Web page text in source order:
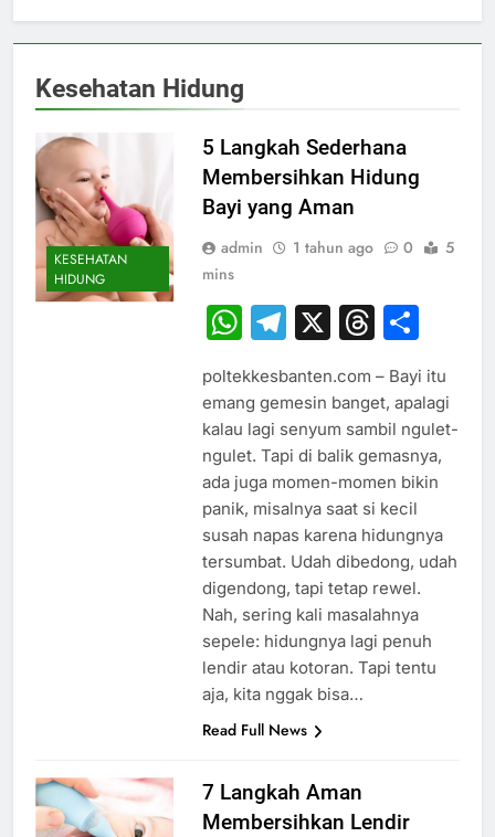
Kesehatan Hidung
KESEHATAN
HIDUNG
5 Langkah Sederhana
Membersihkan Hidung
Bayi yang Aman
admin 1 tahun ago 0
5
mins
WhatsApp
Telegram
X
poltekkesbanten.com – Bayi itu
emang gemesin banget, apalagi
kalau lagi senyum sambil ngulet-
ngulet. Tapi di balik gemasnya,
ada juga momen-momen bikin
panik, misalnya saat si kecil
susah napas karena hidungnya
tersumbat. Udah dibedong, udah
digendong, tapi tetap rewel.
Nah, sering kali masalahnya
sepele: hidungnya lagi penuh
lendir atau kotoran. Tapi tentu
aja, kita nggak bisa…
Read Full News
7 Langkah Aman
Membersihkan Lendir